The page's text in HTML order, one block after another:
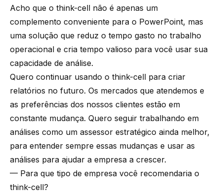
Acho que o think-cell não é apenas um
complemento conveniente para o PowerPoint, mas
uma solução que reduz o tempo gasto no trabalho
operacional e cria tempo valioso para você usar sua
capacidade de análise.
Quero continuar usando o think-cell para criar
relatórios no futuro. Os mercados que atendemos e
as preferências dos nossos clientes estão em
constante mudança. Quero seguir trabalhando em
análises como um assessor estratégico ainda melhor,
para entender sempre essas mudanças e usar as
análises para ajudar a empresa a crescer.
— Para que tipo de empresa você recomendaria o
think-cell?